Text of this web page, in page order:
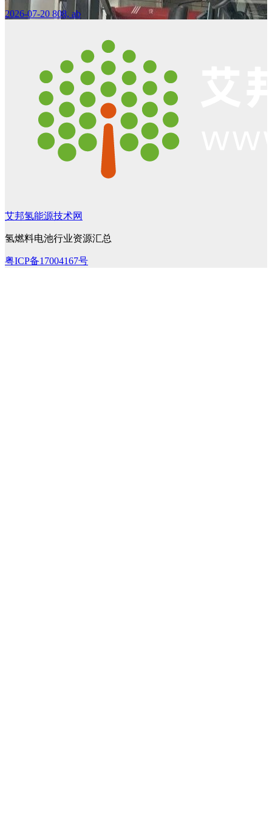
2026-07-20 808, ab
艾邦氢能源技术网
氢燃料电池行业资源汇总
粤ICP备17004167号